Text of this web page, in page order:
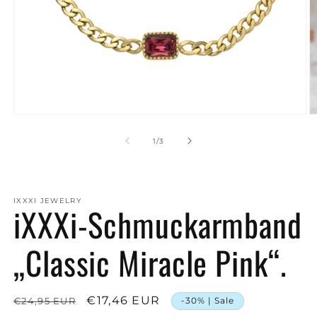
1/von
3
IXXXI JEWELRY
iXXXi-Schmuckarmband
„Classic Miracle Pink“.
Normaler
€24,95 EUR Verkaufspreis
€17,46 EUR -30% | Sale